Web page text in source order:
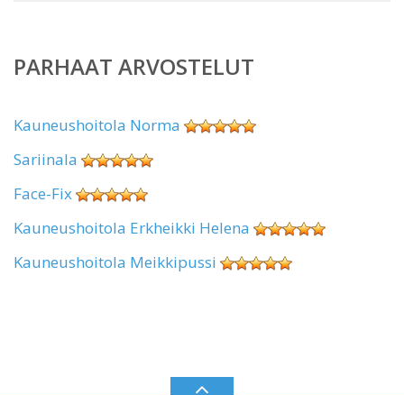
PARHAAT ARVOSTELUT
Kauneushoitola Norma
Sariinala
Face-Fix
Kauneushoitola Erkheikki Helena
Kauneushoitola Meikkipussi